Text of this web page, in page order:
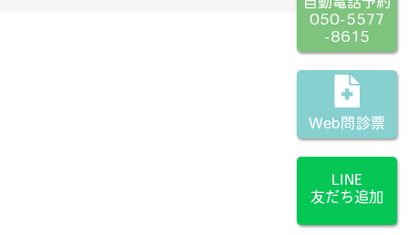
自動電話予約
050-5577
-8615
Web問診票
LINE
友だち追加